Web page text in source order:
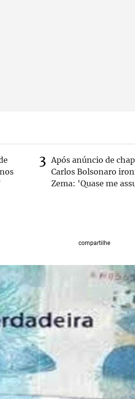
Após anúncio de
Carlos Bolsonaro
Zema: 'Quase me
compartilhe